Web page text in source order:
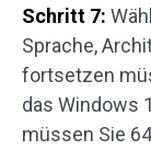
Schritt 7:
Sprache,
fortsetzen
das Windows
müssen Sie